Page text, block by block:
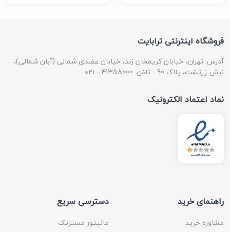
فروشگاه اینترنتی ترابایت
آدرس: تهران، خیابان کریمخان زند، خیابان عضدی شمالی (آبان شمالی)،
نبش زرتشت، پلاک 90 - تلفن: 41358000 - ۰۲۱
نماد اعتماد الکترونیک
راهنمای خرید
مشاوره خرید
دسترسی سریع
مانیتور مسترتک